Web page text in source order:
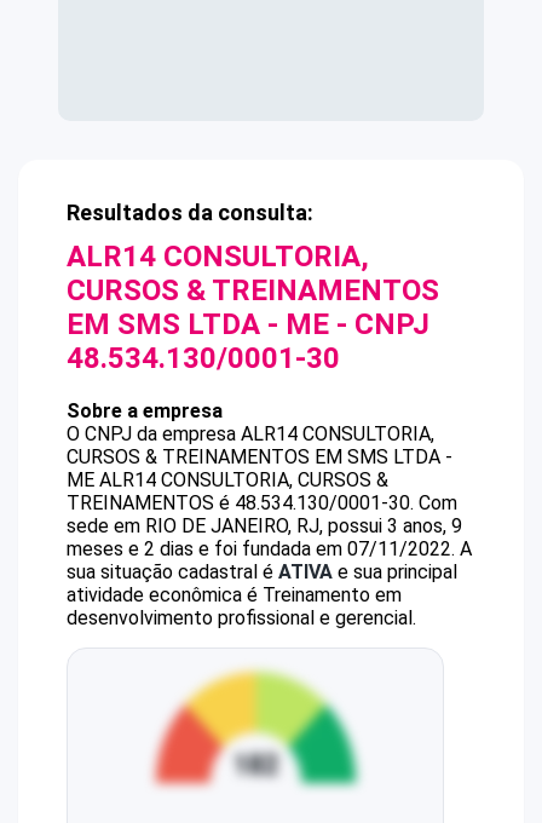
Resultados da consulta:
ALR14 CONSULTORIA,
CURSOS & TREINAMENTOS
EM SMS LTDA - ME - CNPJ
48.534.130/0001-30
Sobre a empresa
O CNPJ da empresa ALR14 CONSULTORIA,
CURSOS & TREINAMENTOS EM SMS LTDA -
ME ALR14 CONSULTORIA, CURSOS &
TREINAMENTOS é 48.534.130/0001-30. Com
sede em RIO DE JANEIRO, RJ, possui 3 anos, 9
meses e 2 dias e foi fundada em 07/11/2022. A
sua situação cadastral é ATIVA e sua principal
atividade econômica é Treinamento em
desenvolvimento profissional e gerencial.